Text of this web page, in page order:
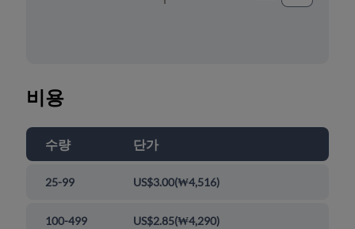
비용
수량 단가
25-99 US$3.00(₩4,516)
100-499 US$2.85(₩4,290)